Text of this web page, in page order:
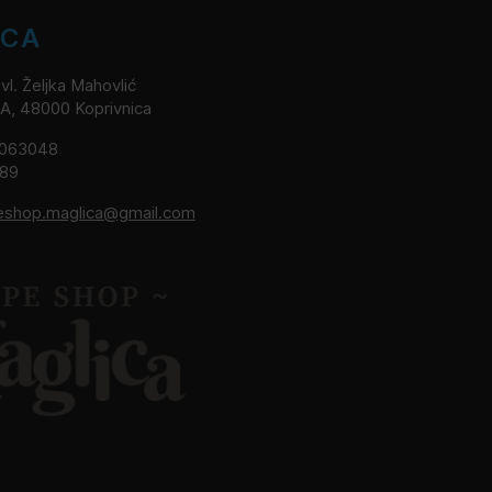
Željka Mahovlić
48000 Koprivnica